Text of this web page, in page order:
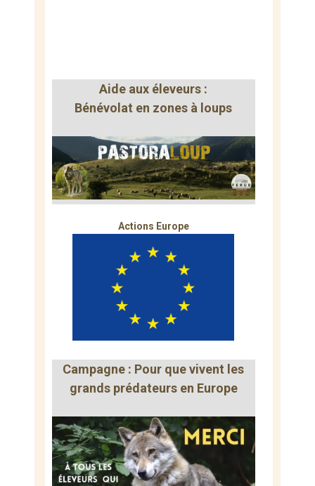
Aide aux éleveurs :
Bénévolat en zones à loups
Actions Europe
Campagne : Pour que vivent les
grands prédateurs en Europe